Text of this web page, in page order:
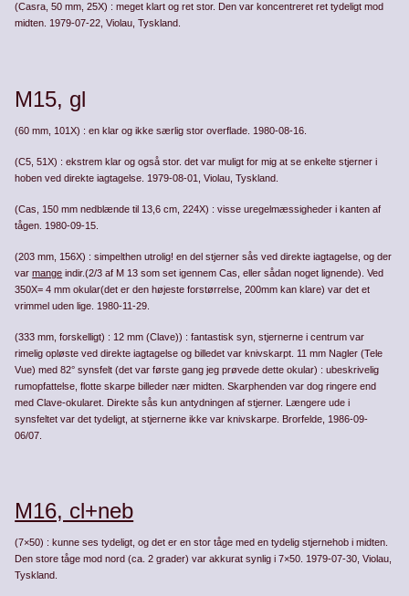
(Casra, 50 mm, 25X) : meget klart og ret stor. Den var koncentreret ret tydeligt mod
midten. 1979-07-22, Violau, Tyskland.
M15, gl
(60 mm, 101X) : en klar og ikke særlig stor overflade. 1980-08-16.
(C5, 51X) : ekstrem klar og også stor. det var muligt for mig at se enkelte stjerner i
hoben ved direkte iagtagelse. 1979-08-01, Violau, Tyskland.
(Cas, 150 mm nedblænde til 13,6 cm, 224X) : visse uregelmæssigheder i kanten af
tågen. 1980-09-15.
(203 mm, 156X) : simpelthen utrolig! en del stjerner sås ved direkte iagtagelse, og der
varmange indir.(2/3 af M 13 som set igennem Cas, eller sådan noget lignende). Ved
350X= 4 mm okular(det er den højeste forstørrelse, 200mm kan klare) var det et
vrimmel uden lige. 1980-11-29.
(333 mm, forskelligt) : 12 mm (Clave)) : fantastisk syn, stjernerne i centrum var
rimelig opløste ved direkte iagtagelse og billedet var knivskarpt. 11 mm Nagler (Tele
Vue) med 82° synsfelt (det var første gang jeg prøvede dette okular) : ubeskrivelig
rumopfattelse, flotte skarpe billeder nær midten. Skarphenden var dog ringere end
med Clave-okularet. Direkte sås kun antydningen af stjerner. Længere ude i
synsfeltet var det tyde­ligt, at stjernerne ikke var knivskarpe. Brorfelde, 1986-09-
06/07.
M16, cl+neb
(7×50) : kunne ses tydeligt, og det er en stor tåge med en tydelig stjernehob i midten.
Den store tåge mod nord (ca. 2 grader) var akkurat synlig i 7×50. 1979-07-30, Violau,
Tyskland.